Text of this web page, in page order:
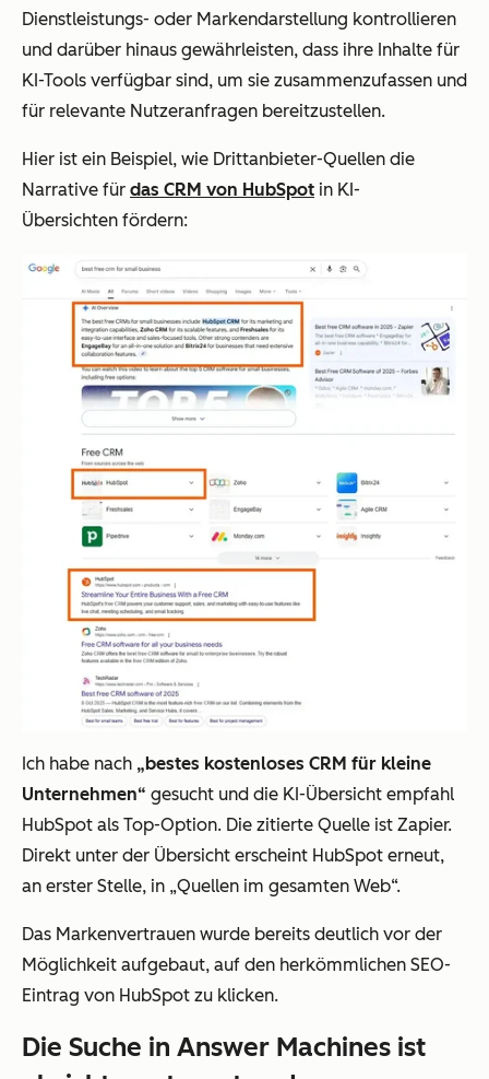
Dienstleistungs- oder Markendarstellung kontrollieren
und darüber hinaus gewährleisten, dass ihre Inhalte für
KI-Tools verfügbar sind, um sie zusammenzufassen und
für relevante Nutzeranfragen bereitzustellen.
Hier ist ein Beispiel, wie Drittanbieter-Quellen die
Narrative für das CRM von HubSpot in KI-
Übersichten fördern:
Ich habe nach „bestes kostenloses CRM für kleine
Unternehmen“ gesucht und die KI-Übersicht empfahl
HubSpot als Top-Option. Die zitierte Quelle ist Zapier.
Direkt unter der Übersicht erscheint HubSpot erneut,
an erster Stelle, in „Quellen im gesamten Web“.
Das Markenvertrauen wurde bereits deutlich vor der
Möglichkeit aufgebaut, auf den herkömmlichen SEO-
Eintrag von HubSpot zu klicken.
Die Suche in Answer Machines ist